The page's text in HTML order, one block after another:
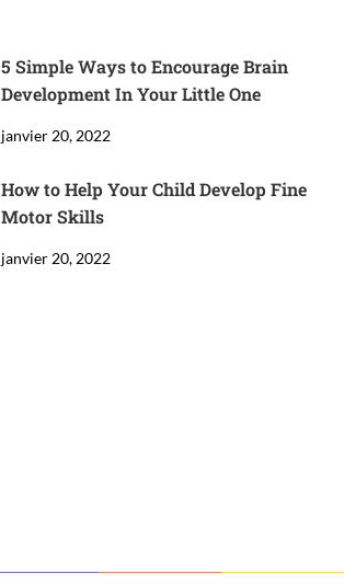
5 Simple Ways to Encourage Brain
Development In Your Little One
janvier 20, 2022
How to Help Your Child Develop Fine
Motor Skills
janvier 20, 2022